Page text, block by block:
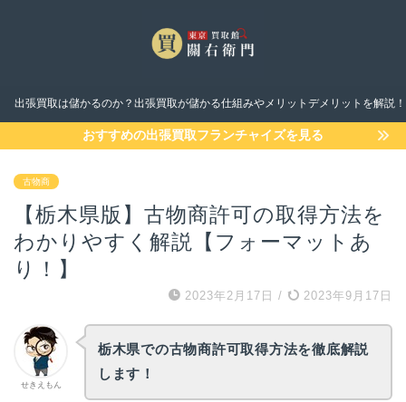
出張買取は儲かるのか？出張買取が儲かる仕組みやメリットデメリットを解説！
おすすめの出張買取フランチャイズを見る
古物商
【栃木県版】古物商許可の取得方法を
わかりやすく解説【フォーマットあ
り！】
2023年2月17日 / 2023年9月17日
せきえもん
栃木県での古物商許可取得方法を徹底解説
します！